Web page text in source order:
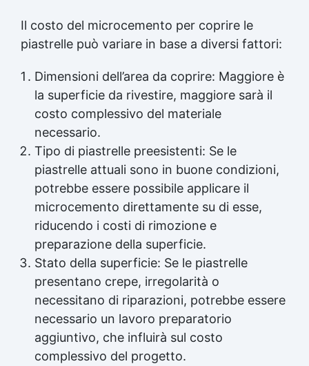
Il costo del microcemento per coprire le
piastrelle può variare in base a diversi fattori:
Dimensioni dell’area da coprire: Maggiore è
la superficie da rivestire, maggiore sarà il
costo complessivo del materiale
necessario.
Tipo di piastrelle preesistenti: Se le
piastrelle attuali sono in buone condizioni,
potrebbe essere possibile applicare il
microcemento direttamente su di esse,
riducendo i costi di rimozione e
preparazione della superficie.
Stato della superficie: Se le piastrelle
presentano crepe, irregolarità o
necessitano di riparazioni, potrebbe essere
necessario un lavoro preparatorio
aggiuntivo, che influirà sul costo
complessivo del progetto.